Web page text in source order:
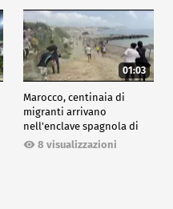
01:03
Marocco, centinaia di
migranti arrivano
nell'enclave spagnola di
Ceuta8 visualizzazioni